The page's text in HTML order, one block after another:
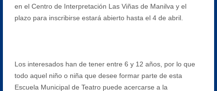
en el Centro de Interpretación Las Viñas de Manilva y el
plazo para inscribirse estará abierto hasta el 4 de abril.
Los interesados han de tener entre 6 y 12 años, por lo que
todo aquel niño o niña que desee formar parte de esta
Escuela Municipal de Teatro puede acercarse a la